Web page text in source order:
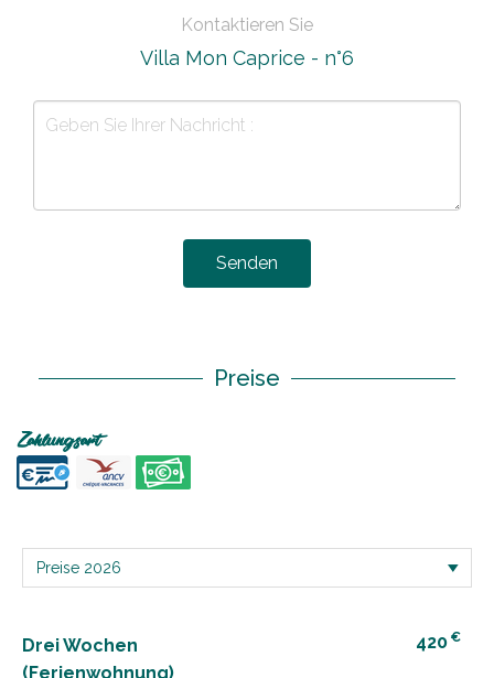
Kontaktieren Sie
Villa Mon Caprice - n°6
Senden
Preise
Zahlungsart
Drei Wochen
(Ferienwohnung)
420 €